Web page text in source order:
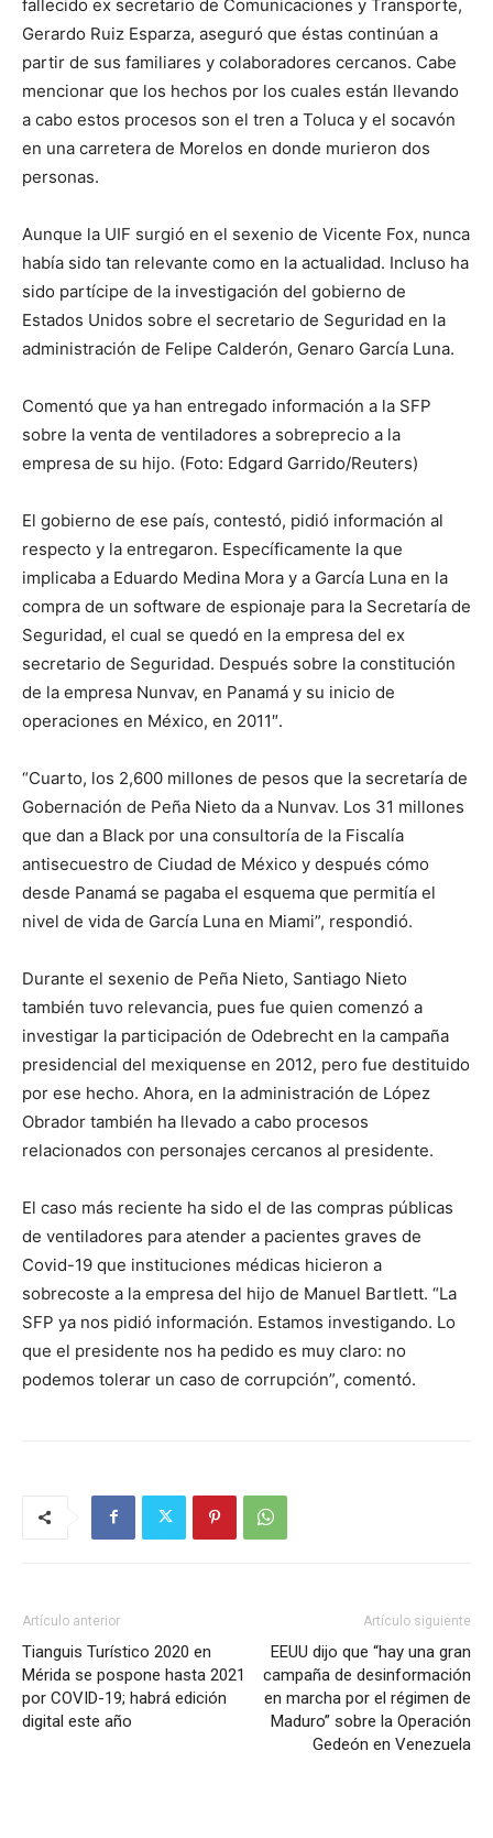
fallecido ex secretario de Comunicaciones y Transporte,
Gerardo Ruiz Esparza, aseguró que éstas continúan a
partir de sus familiares y colaboradores cercanos. Cabe
mencionar que los hechos por los cuales están llevando
a cabo estos procesos son el tren a Toluca y el socavón
en una carretera de Morelos en donde murieron dos
personas.
Aunque la UIF surgió en el sexenio de Vicente Fox, nunca
había sido tan relevante como en la actualidad. Incluso ha
sido partícipe de la investigación del gobierno de
Estados Unidos sobre el secretario de Seguridad en la
administración de Felipe Calderón, Genaro García Luna.
Comentó que ya han entregado información a la SFP
sobre la venta de ventiladores a sobreprecio a la
empresa de su hijo. (Foto: Edgard Garrido/Reuters)
El gobierno de ese país, contestó, pidió información al
respecto y la entregaron. Específicamente la que
implicaba a Eduardo Medina Mora y a García Luna en la
compra de un software de espionaje para la Secretaría de
Seguridad, el cual se quedó en la empresa del ex
secretario de Seguridad. Después sobre la constitución
de la empresa Nunvav, en Panamá y su inicio de
operaciones en México, en 2011″.
“Cuarto, los 2,600 millones de pesos que la secretaría de
Gobernación de Peña Nieto da a Nunvav. Los 31 millones
que dan a Black por una consultoría de la Fiscalía
antisecuestro de Ciudad de México y después cómo
desde Panamá se pagaba el esquema que permitía el
nivel de vida de García Luna en Miami”, respondió.
Durante el sexenio de Peña Nieto, Santiago Nieto
también tuvo relevancia, pues fue quien comenzó a
investigar la participación de Odebrecht en la campaña
presidencial del mexiquense en 2012, pero fue destituido
por ese hecho. Ahora, en la administración de López
Obrador también ha llevado a cabo procesos
relacionados con personajes cercanos al presidente.
El caso más reciente ha sido el de las compras públicas
de ventiladores para atender a pacientes graves de
Covid-19 que instituciones médicas hicieron a
sobrecoste a la empresa del hijo de Manuel Bartlett. “La
SFP ya nos pidió información. Estamos investigando. Lo
que el presidente nos ha pedido es muy claro: no
podemos tolerar un caso de corrupción”, comentó.
Artículo anterior
Tianguis Turístico 2020 en
Mérida se pospone hasta 2021
por COVID-19; habrá edición
digital este año
Artículo siguiente
EEUU dijo que “hay una gran
campaña de desinformación
en marcha por el régimen de
Maduro” sobre la Operación
Gedeón en Venezuela